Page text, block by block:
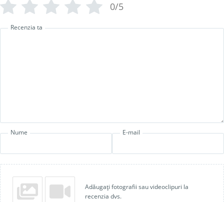
0/5
Recenzia ta
Nume E-mail
Adăugați fotografii sau videoclipuri la
recenzia dvs.